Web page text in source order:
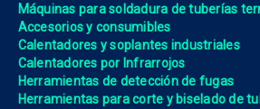
Máquinas para soldadura de tuberías
Accesorios y consumibles
Calentadores y soplantes industriales
Calentadores por Infrarrojos
Herramientas de detección de fugas
Herramientas para corte y biselado de